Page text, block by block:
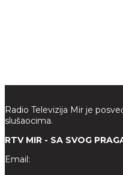
Radio Televizija Mir je
slušaocima.
RTV MIR - SA SVOG
Email: